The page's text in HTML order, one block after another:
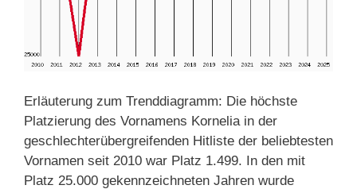
Erläuterung zum Trenddiagramm: Die höchste
Platzierung des Vornamens Kornelia in der
geschlechterübergreifenden Hitliste der beliebtesten
Vornamen seit 2010 war Platz 1.499. In den mit
Platz 25.000 gekennzeichneten Jahren wurde